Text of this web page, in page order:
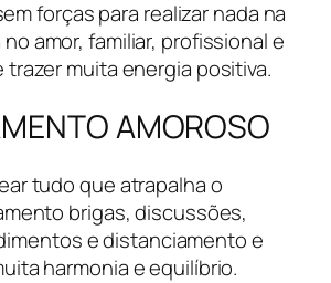
forças para realizar nada na
amor, familiar, profissional e
trazer muita energia positiva.
AMOROSO
tudo que atrapalha o
brigas, discussões,
e distanciamento e
harmonia e equilíbrio.